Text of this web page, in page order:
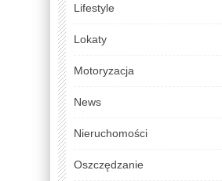
Lifestyle
Lokaty
Motoryzacja
News
Nieruchomości
Oszczędzanie